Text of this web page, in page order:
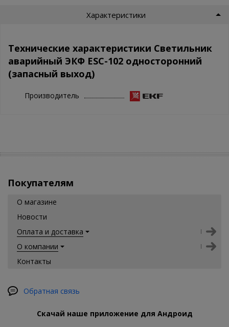
Характеристики
Технические характеристики Светильник
аварийный ЭКФ ESC-102 односторонний
(запасный выход)
Производитель
Покупателям
О магазине
Новости
Оплата и доставка
О компании
Контакты
Обратная связь
Скачай наше приложение для Андроид